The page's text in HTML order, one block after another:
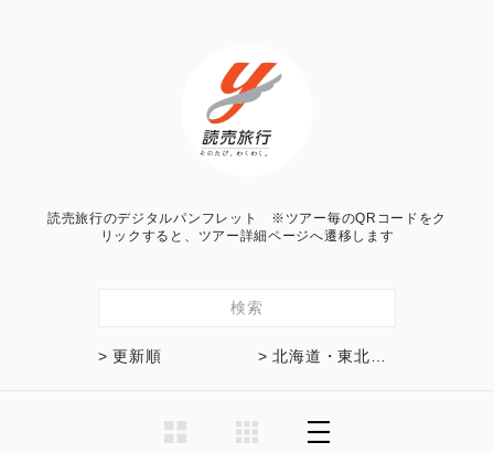
読売旅行のデジタルパンフレット ※ツアー毎のQRコードをク
リックすると、ツアー詳細ページへ遷移します
検索
> 更新順